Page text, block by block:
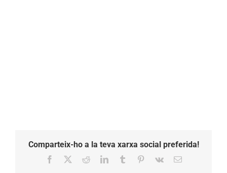
Comparteix-ho a la teva xarxa social preferida!
Facebook RedditLinkedInTumblr Pinterest
Vk Email: